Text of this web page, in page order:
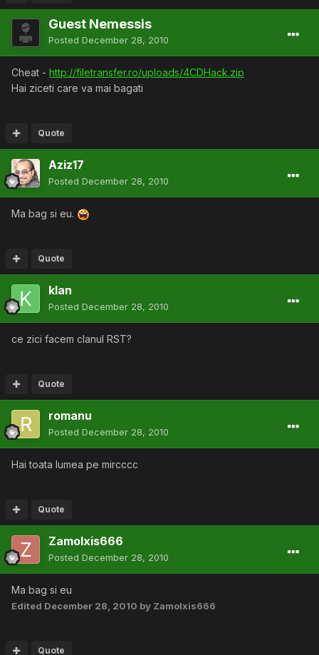
Guest Nemessis
Posted December 28, 2010
Cheat - http://filetransfer.ro/uploads/4CDHack.zip
Hai ziceti care va mai bagati
Quote
Aziz17
Posted December 28, 2010
Ma bag si eu.
Quote
klan
Posted December 28, 2010
ce zici facem clanul RST?
Quote
romanu
Posted December 28, 2010
Hai toata lumea pe mircccc
Quote
Zamolxis666
Posted December 28, 2010
Ma bag si eu
Edited December 28, 2010 by Zamolxis666
Quote